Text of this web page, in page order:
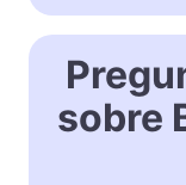
sobre